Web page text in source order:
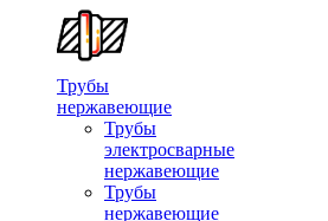
Трубы
нержавеющие
Трубы
электросварные
нержавеющие
Трубы
нержавеющие